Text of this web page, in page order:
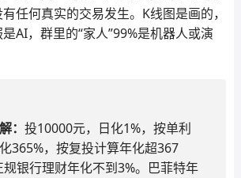
任何真实的交易发生。K线图是画的，
AI，群里的“家人”99%是机器人或演
： 投10000元，日化1%，按单利
365%，按复投计算年化超367
规银行理财年化不到3%。巴菲特年